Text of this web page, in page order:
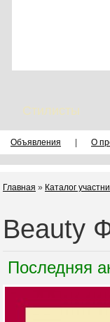
Стилисты
Объявления О
Главная » Каталог
Beauty
Последняя